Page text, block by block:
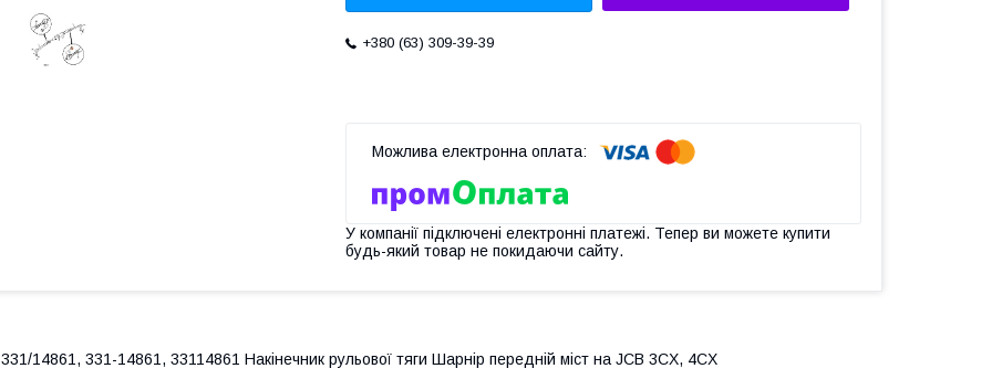
+380 (63) 309-39-39
У компанії підключені електронні платежі. Тепер ви можете купити
будь-який товар не покидаючи сайту.
331/14861, 331-14861, 33114861 Накінечник рульової тяги Шарнір передній міст на JCB 3CX, 4CX